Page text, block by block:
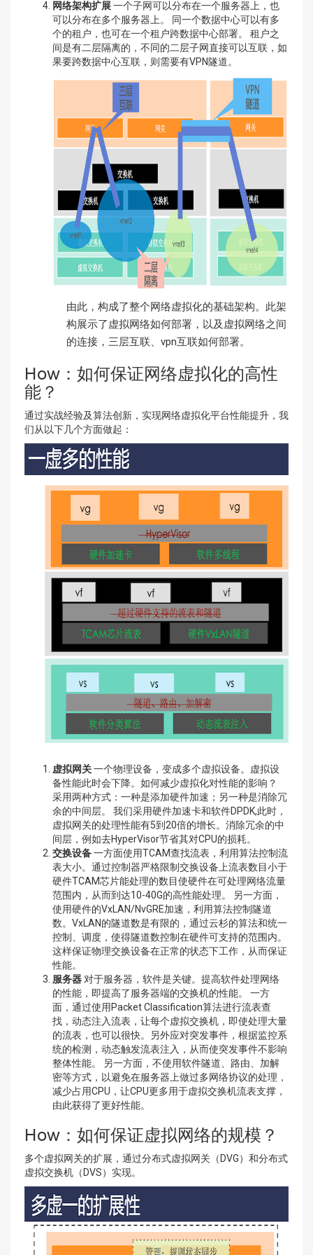
网络架构扩展一个子网可以分布在一个服务器上，也
可以分布在多个服务器上。 同一个数据中心可以有多
个的租户，也可在一个租户跨数据中心部署。 租户之
间是有二层隔离的，不同的二层子网直接可以互联，如
果要跨数据中心互联，则需要有VPN隧道。
由此，构成了整个网络虚拟化的基础架构。此架
构展示了虚拟网络如何部署，以及虚拟网络之间
的连接，三层互联、vpn互联如何部署。
How：如何保证网络虚拟化的高性
能？
通过实战经验及算法创新，实现网络虚拟化平台性能提升，我
们从以下几个方面做起：
虚拟网关一个物理设备，变成多个虚拟设备。虚拟设
备性能此时会下降。如何减少虚拟化对性能的影响？
采用两种方式：一种是添加硬件加速；另一种是消除冗
余的中间层。 我们采用硬件加速卡和软件DPDK,此时，
虚拟网关的处理性能有5到20倍的增长。消除冗余的中
间层，例如去HyperVisor节省其对CPU的损耗。
交换设备一方面使用TCAM查找流表，利用算法控制流
表大小。通过控制器严格限制交换设备上流表数目小于
硬件TCAM芯片能处理的数目使硬件在可处理网络流量
范围内，从而到达10-40G的高性能处理。 另一方面，
使用硬件的VxLAN/NvGRE加速，利用算法控制隧道
数。VxLAN的隧道数是有限的，通过云杉的算法和统一
控制、调度，使得隧道数控制在硬件可支持的范围内。
这样保证物理交换设备在正常的状态下工作，从而保证
性能。
服务器对于服务器，软件是关键。提高软件处理网络
的性能，即提高了服务器端的交换机的性能。 一方
面，通过使用Packet Classification算法进行流表查
找，动态注入流表，让每个虚拟交换机，即使处理大量
的流表，也可以很快。另外应对突发事件，根据监控系
统的检测，动态触发流表注入，从而使突发事件不影响
整体性能。 另一方面，不使用软件隧道、路由、加解
密等方式，以避免在服务器上做过多网络协议的处理，
减少占用CPU，让CPU更多用于虚拟交换机流表支撑，
由此获得了更好性能。
How：如何保证虚拟网络的规模？
多个虚拟网关的扩展，通过分布式虚拟网关（DVG）和分布式
虚拟交换机（DVS）实现。